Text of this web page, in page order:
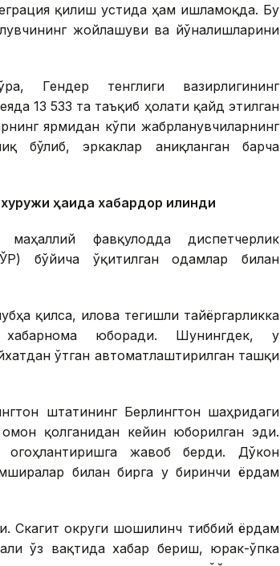
қилиш устида ҳам ишламоқда. Бу
жойлашуви ва йўналишларини
Гендер тенглиги вазирлигининг
13 533 та таъқиб ҳолати қайд этилган
ярмидан кўпи жабрланувчиларнинг
бўлиб, эркаклар аниқланган барча
ҳақида хабардор қилинди
фавқулодда диспетчерлик
бўйича ўқитилган одамлар билан
қилса, илова тегишли тайёргарликка
хабарнома юборади. Шунингдек, у
ўтган автоматлаштирилган ташқи
штатининг Берлингтон шаҳридаги
қолганидан кейин юборилган эди.
жавоб берди. Дўкон
билан бирга у биринчи ёрдам
Скагит округи шошилинч тиббий ёрдам
ўз вақтида хабар бериш, юрак-ўпка